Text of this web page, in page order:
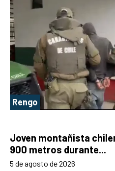
Rengo
Joven montañista
900 metros durante...
5 de agosto de 2026